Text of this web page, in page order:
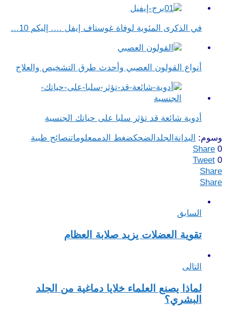
في الذكرى المئوية لوفاة غوستاف إيفل …. إليكم 10…
أنواع القولون العصبي وأحدث طرق التشخيص والعلاج
أدوية شائعة قد تؤثر سلبا على حياتك الجنسية
وسوم: البدانة الجلد الضحكضغط الدممعلوماتنصائح طبية
Share 0
Tweet 0
Share
Share
السابق
تقوية العضلات يزيد صلابة العظام
التالى
لماذا يصنع العلماء خلايا دماغية من الجلد
البشري؟